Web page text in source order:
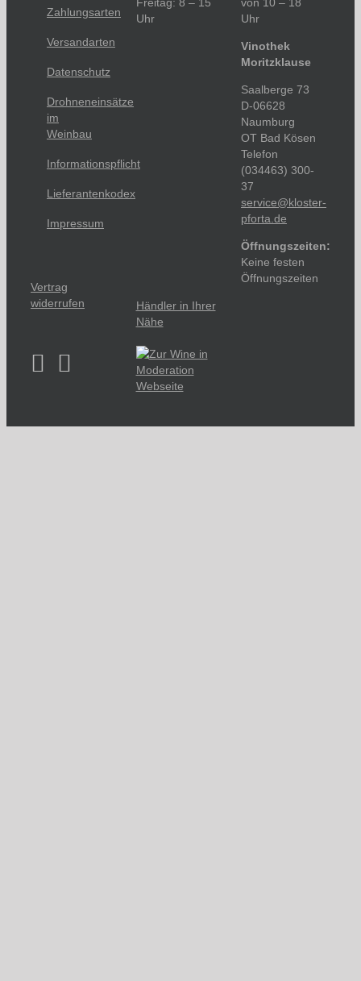
Zahlungsarten
Versandarten
Datenschutz
Drohneneinsätze
im
Weinbau
Informationspflicht
Lieferantenkodex
Impressum
Vertrag
widerrufen
Uhr
Uhr
Vinothek
Moritzklause
Saalberge 73
D-06628
Naumburg
OT Bad Kösen
Telefon
(034463) 300-
37
service@kloster-
pforta.de
Öffnungszeiten:
Keine festen
Öffnungszeiten
Händler in Ihrer
Nähe